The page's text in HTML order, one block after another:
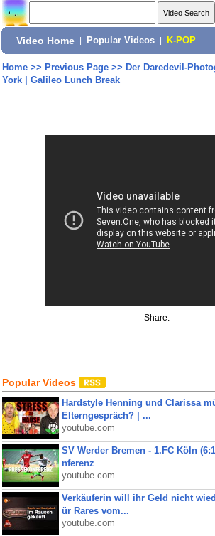
Video Home Popular Videos K-POP
Home>> Previous Page>> Der Daredevil-
York | Galileo Lunch Break
Share:
Popular Videos
Hardstyle Henning und Clarissa
Elterngespräch? | ...
youtube.com
SV Werder Bremen - 1.FC Köln
nferenz
youtube.com
Verkäuferin will ihr Geld nicht
ür Rares vom...
youtube.com